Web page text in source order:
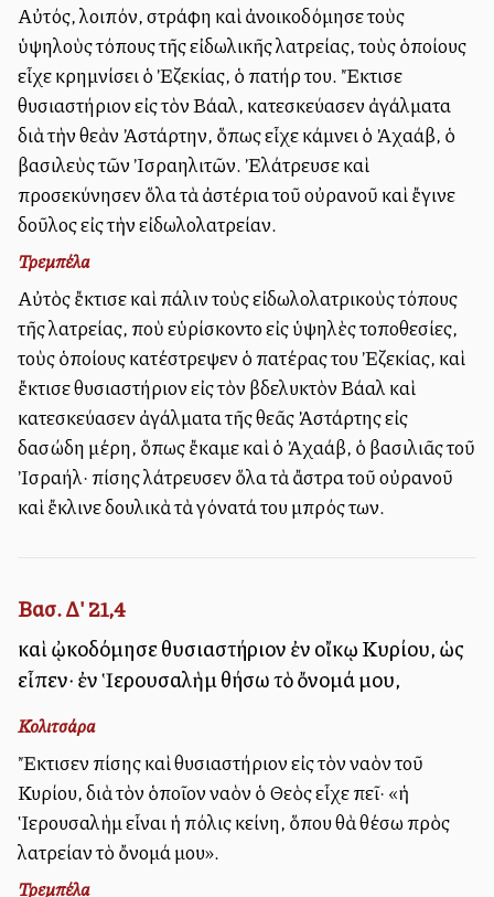
Αὐτός, λοιπόν, ἐστράφη καὶ ἀνοικοδόμησε τοὺς
ὑψηλοὺς τόπους τῆς εἰδωλικῆς λατρείας, τοὺς ὁποίους
εἶχε κρημνίσει ὁ Ἐζεκίας, ὁ πατήρ του. Ἔκτισε
θυσιαστήριον εἰς τὸν Βάαλ, κατεσκεύασεν ἀγάλματα
διὰ τὴν θεὰν Ἀστάρτην, ὅπως εἶχε κάμνει ὁ Ἀχαάβ, ὁ
βασιλεὺς τῶν Ἰσραηλιτῶν. Ἐλάτρευσε καὶ
προσεκύνησεν ὅλα τὰ ἀστέρια τοῦ οὐρανοῦ καὶ ἔγινε
δοῦλος εἰς τὴν εἰδωλολατρείαν.
Τρεμπέλα
Αὐτὸς ἔκτισε καὶ πάλιν τοὺς εἰδωλολατρικοὺς τόπους
τῆς λατρείας, ποὺ εὑρίσκοντο εἰς ὑψηλὲς τοποθεσίες,
τοὺς ὁποίους κατέστρεψεν ὁ πατέρας του Ἐζεκίας, καὶ
ἔκτισε θυσιαστήριον εἰς τὸν βδελυκτὸν Βάαλ καὶ
κατεσκεύασεν ἀγάλματα τῆς θεᾶς Ἀστάρτης εἰς
δασώδη μέρη, ὅπως ἔκαμε καὶ ὁ Ἀχαάβ, ὁ βασιλιᾶς τοῦ
Ἰσραήλ· ἐπίσης ἐλάτρευσεν ὅλα τὰ ἄστρα τοῦ οὐρανοῦ
καὶ ἔκλινε δουλικὰ τὰ γόνατά του ἐμπρός των.
Βασ. Δ' 21,4
καὶ ᾠκοδόμησε θυσιαστήριον ἐν οἴκῳ Κυρίου, ὡς
εἶπεν· ἐν Ἱερουσαλὴμ θήσω τὸ ὄνομά μου,
Κολιτσάρα
Ἔκτισεν ἐπίσης καὶ θυσιαστήριον εἰς τὸν ναὸν τοῦ
Κυρίου, διὰ τὸν ὁποῖον ναὸν ὁ Θεὸς εἶχε πεῖ· «ἡ
Ἱερουσαλὴμ εἶναι ἡ πόλις ἐκείνη, ὅπου θὰ θέσω πρὸς
λατρείαν τὸ ὄνομά μου».
Τρεμπέλα